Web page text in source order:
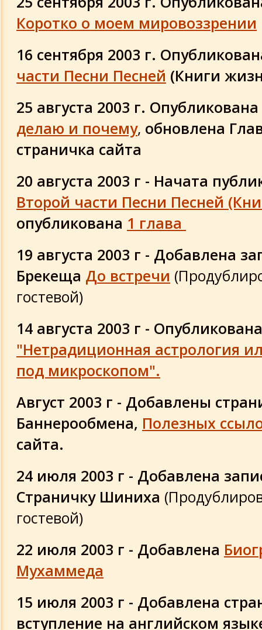
Коротко о моем мировоззрении
16 сентября 2003 г.
части Песни Песней (Книги
25 августа 2003 г.
делаю и почему, обновлена
страничка сайта
20 августа 2003 г - Начата
Второй части Песни Песней
опубликована 1 глава
19 августа 2003 г - Добавлена
Брекеща До встречи
гостевой)
14 августа 2003 г -
"Нетрадиционная астрология
под микроскопом".
Август 2003 г - Добавлены
Баннерообмена, Полезных
сайта.
24 июля 2003 г - Добавлена
Страничку Шиниха
гостевой)
22 июля 2003 г - Добавлена
Мухаммеда
15 июля 2003 г - Добавлена
вступление на английском